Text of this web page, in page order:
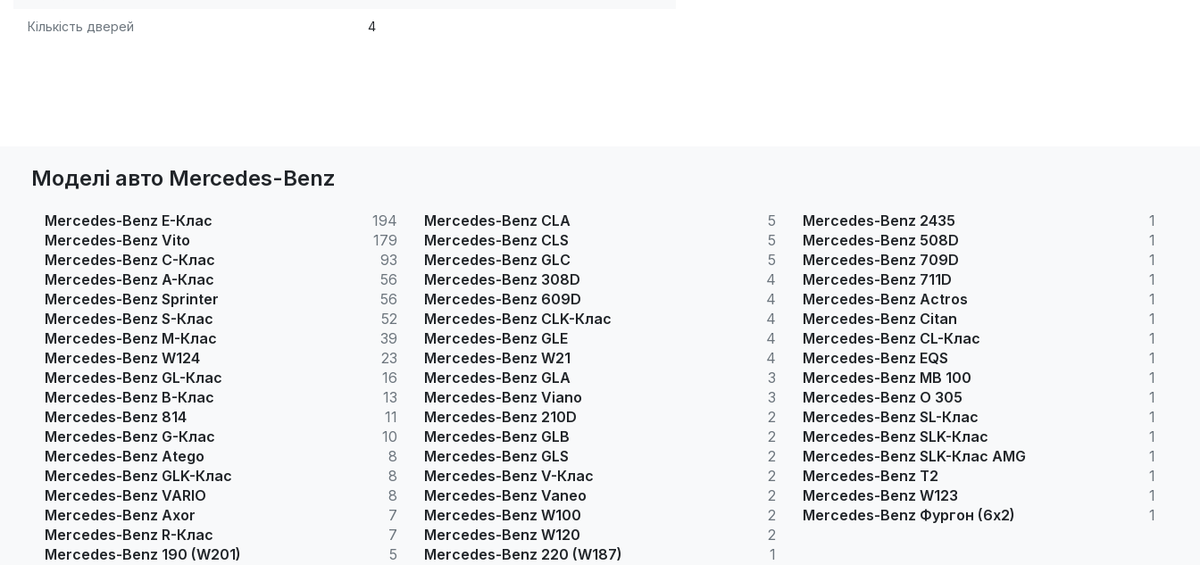
Кількість дверей 4
Моделі авто Mercedes-Benz
Mercedes-Benz E-Клас
194
Mercedes-Benz Vito
179
Mercedes-Benz C-Клас
93
Mercedes-Benz A-Клас
56
Mercedes-Benz Sprinter
56
Mercedes-Benz S-Клас
52
Mercedes-Benz M-Клас
39
Mercedes-Benz W124
23
Mercedes-Benz GL-Клас
16
Mercedes-Benz B-Клас
13
Mercedes-Benz 814
11
Mercedes-Benz G-Клас
10
Mercedes-Benz Atego
8
Mercedes-Benz GLK-Клас
8
Mercedes-Benz VARIO
8
Mercedes-Benz Axor
7
Mercedes-Benz R-Клас
7
Mercedes-Benz 190 (W201)
5
Mercedes-Benz CLA
5
Mercedes-Benz CLS
5
Mercedes-Benz GLC
5
Mercedes-Benz 308D
4
Mercedes-Benz 609D
4
Mercedes-Benz CLK-Клас
4
Mercedes-Benz GLE
4
Mercedes-Benz W21
4
Mercedes-Benz GLA
3
Mercedes-Benz Viano
3
Mercedes-Benz 210D
2
Mercedes-Benz GLB
2
Mercedes-Benz GLS
2
Mercedes-Benz V-Клас
2
Mercedes-Benz Vaneo
2
Mercedes-Benz W100
2
Mercedes-Benz W120
2
Mercedes-Benz 220 (W187)
1
Mercedes-Benz 2435
1
Mercedes-Benz 508D
1
Mercedes-Benz 709D
1
Mercedes-Benz 711D
1
Mercedes-Benz Actros
1
Mercedes-Benz Citan
1
Mercedes-Benz CL-Клас
1
Mercedes-Benz EQS
1
Mercedes-Benz MB 100
1
Mercedes-Benz O 305
1
Mercedes-Benz SL-Клас
1
Mercedes-Benz SLK-Клас
1
Mercedes-Benz SLK-Клас AMG
1
Mercedes-Benz T2
1
Mercedes-Benz W123
1
Mercedes-Benz Фургон (6х2)
1